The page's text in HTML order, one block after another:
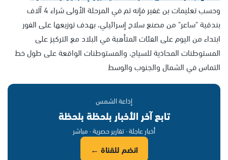
وحسب تعليمات بن غفير فإنه تم في المرحلة الأولى شراء 4 آلاف
بندقية "ساعر" من مصنع سلاح إسرائيلي، بهدف توزيعها على الفور
ابتداء من اليوم على الفئات المتأهبة في البلاد مع التركيز على
المستوطنات المحاذية للسياج، والمستوطنات الواقعة على طول خط
التماس في الشمال والجنوب والوسط
إذاعة الشمس
تابع آخر الأخبار بلحظة بلحظة
أخبار عاجلة · تقارير حصرية · مباشر
انضم للقناة ←